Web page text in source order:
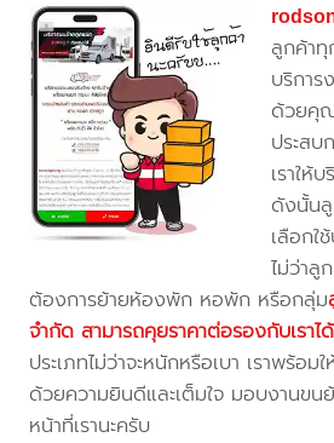
ลูกค้าทุ
บริกา
ด้วยคุ
ประส
เราให้
ดังนั้นลู
เลือกใ
ไม่ว่าลู
ต้องการย้ายห้องพัก หอพัก หรือกลุ่ม
จำกัด สามารถคุยราคาต่อรองกับเราไ
ประเภทไม่ว่าจะหนักหรือเบา เราพร้อม
ด้วยความยินดีและเต็มใจ มอบงานขน
หน้าที่เรานะครับ